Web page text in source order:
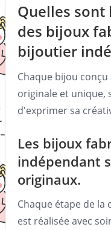
Quelles sont
des bijoux
bijoutier
Chaque bijou
originale et unique,
d'exprimer sa
Les bijoux
indépendant
originaux.
Chaque étape de la
est réalisée avec